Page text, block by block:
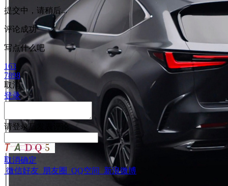
提交中，请稍后...
评论成功
写点什么吧
163
7898
取消
登录
请登录后发表评论
取消确定
微信好友 朋友圈 QQ空间 新浪微博